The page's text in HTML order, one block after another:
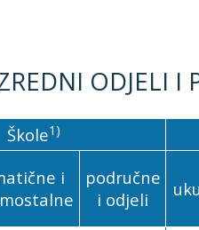
ODJELI
Škole1)
i
područne
i odjeli